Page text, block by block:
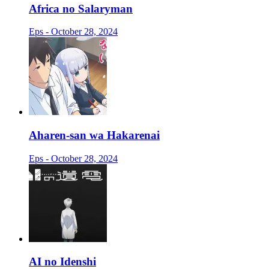
Africa no Salaryman
Eps - October 28, 2024
Aharen-san wa Hakarenai
Eps - October 28, 2024
AI no Idenshi